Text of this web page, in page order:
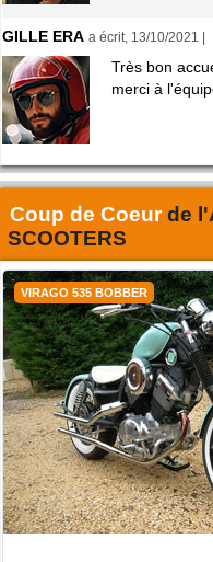
GILLE ERA a écrit, 13/10/2021 |
Très bon
merci à
Coup de Coeurde l'
SCOOTERS
VIRAGO 535 BOBBER